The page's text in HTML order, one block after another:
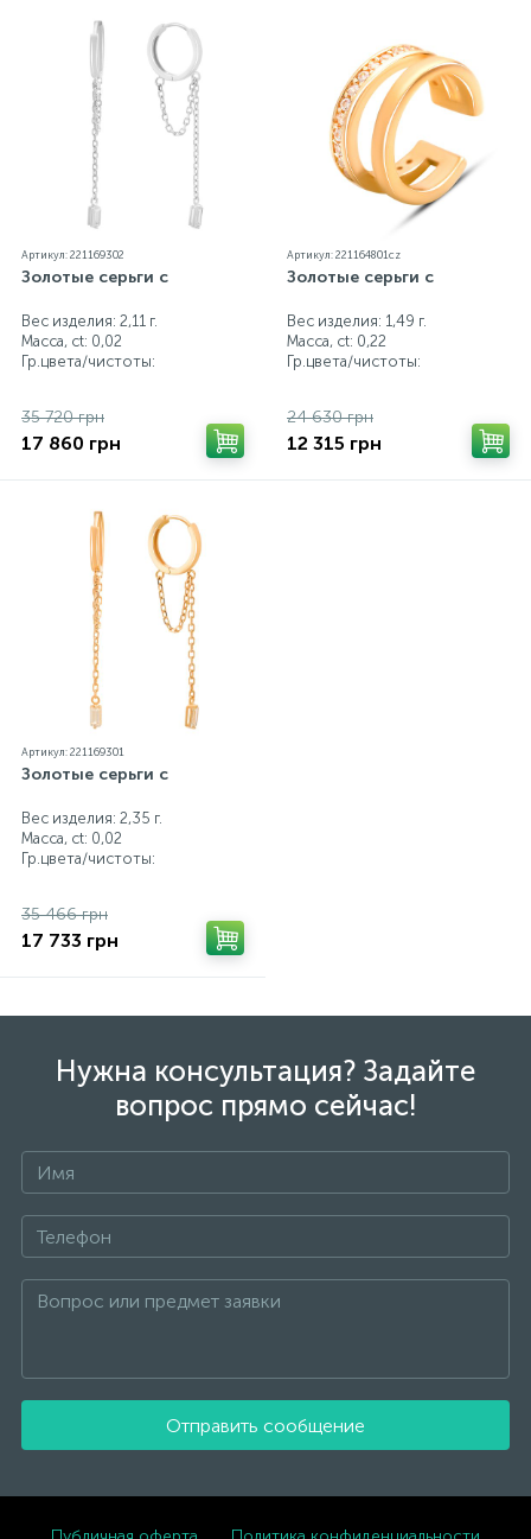
Артикул: 221169302
Золотые серьги с
Вес изделия: 2,11 г.
Масса, ct: 0,02
Гр.цвета/чистоты:
35 720 грн
17 860 грн
Артикул: 221164801cz
Золотые серьги с
Вес изделия: 1,49 г.
Масса, ct: 0,22
Гр.цвета/чистоты:
24 630 грн
12 315 грн
Артикул: 221169301
Золотые серьги с
Вес изделия: 2,35 г.
Масса, ct: 0,02
Гр.цвета/чистоты:
35 466 грн
17 733 грн
Нужна консультация? Задайте
вопрос прямо сейчас!
Отправить сообщение